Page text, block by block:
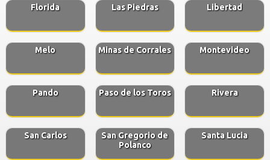
Florida Las Piedras Libertad
Melo Minas de Corrales Montevideo
Pando Paso de los Toros Rivera
San Carlos
San Gregorio de
Polanco
Santa Lucia